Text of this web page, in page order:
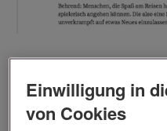
EINE FRAGE DER EHRE:
Einwilligung in
von Cookies